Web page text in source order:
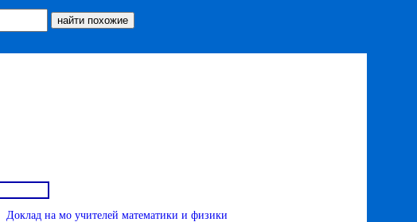
Доклад на мо учителей математики и физики